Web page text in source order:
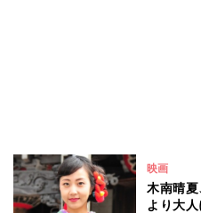
映画
木南晴
より大人